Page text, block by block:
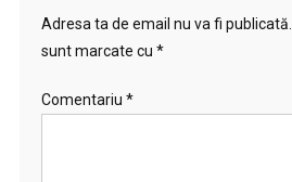
Adresa ta de email nu va fi publicată.
sunt marcate cu *
Comentariu *